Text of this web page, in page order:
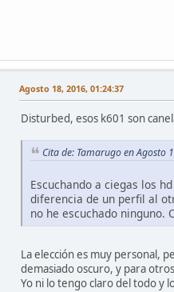
Agosto 18, 2016, 01:24:37
Disturbed, esos k601 son
Cita de: Tamarugo en Agosto
Escuchando a ciegas los
diferencia de un perfil al
no he escuchado ninguno.
La elección es muy personal,
demasiado oscuro, y para
Yo ni lo tengo claro del todo y